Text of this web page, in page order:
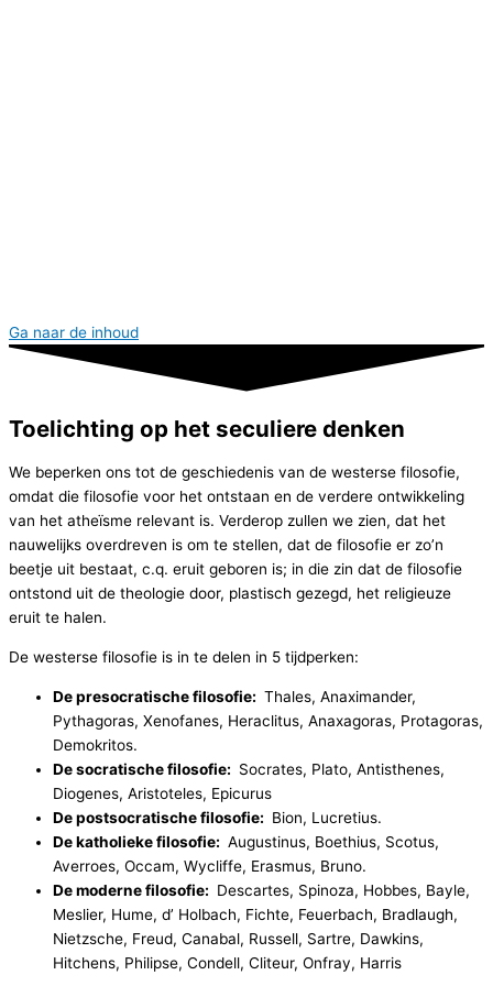
Ga naar de inhoud
Toelichting op het seculiere denken
We beperken ons tot de geschiedenis van de westerse filosofie,
omdat die filosofie voor het ontstaan en de verdere ontwikkeling
van het atheïsme relevant is. Verderop zullen we zien, dat het
nauwelijks overdreven is om te stellen, dat de filosofie er zo’n
beetje uit bestaat, c.q. eruit geboren is; in die zin dat de filosofie
ontstond uit de theologie door, plastisch gezegd, het religieuze
eruit te halen.
De westerse filosofie is in te delen in 5 tijdperken:
De presocratische filosofie: Thales, Anaximander,
Pythagoras, Xenofanes, Heraclitus, Anaxagoras, Protagoras,
Demokritos.
De socratische filosofie: Socrates, Plato, Antisthenes,
Diogenes, Aristoteles, Epicurus
De postsocratische filosofie: Bion, Lucretius.
De katholieke filosofie: Augustinus, Boethius, Scotus,
Averroes, Occam, Wycliffe, Erasmus, Bruno.
De moderne filosofie: Descartes, Spinoza, Hobbes, Bayle,
Meslier, Hume, d’ Holbach, Fichte, Feuerbach, Bradlaugh,
Nietzsche, Freud, Canabal, Russell, Sartre, Dawkins,
Hitchens, Philipse, Condell, Cliteur, Onfray, Harris